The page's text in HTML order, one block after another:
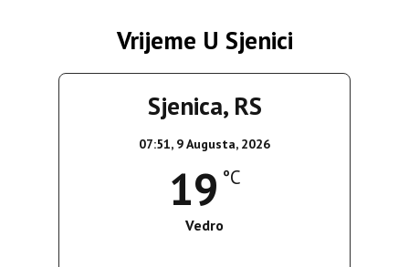
Vrijeme U Sjenici
Sjenica, RS
07:51, 9 Augusta, 2026
19 °C
Vedro